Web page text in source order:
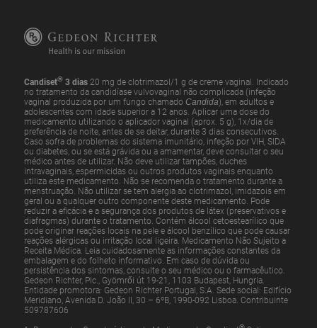
Candiset®3 dias20 mg de clotrimazol/1 g de creme vaginal. Indicado
no tratamento da candidíase vulvovaginal não complicada (infeção
vaginal produzida por um fungo chamado Candida), em adultos e
adolescentes com idade superior a 12 anos. Aplicar uma dose do
medicamento utilizando o aplicador vaginal (aprox. 5 g), 1x/dia de
preferência de noite, antes de se deitar, durante 3 dias consecutivos.
Caso sofra de problemas do sistema imunitário, infeção por VIH, SIDA
ou diabetes, ou se está grávida ou a amamentar, deve consultar o seu
médico antes de utilizar. Não deve utilizar tampões, duches
intravaginais, espermicidas ou outros produtos vaginais enquanto
utiliza este medicamento. Não se recomenda o tratamento durante a
menstruação. Não utilizar se tem alergia ao clotrimazol, imidazois em
geral ou a qualquer outro componente deste medicamento. Pode
reduzir a eficácia e a segurança dos produtos de látex (preservativos e
diafragmas) durante o tratamento. Contém álcool cetoestearílico que
pode originar reações locais na pele e álcool benzílico que pode causar
reações alérgicas ou irritação local ligeira. Medicamento Não Sujeito a
Receita Médica. Leia cuidadosamente as informações constantes da
embalagem e do folheto informativo. Em caso de dúvida ou
persistência dos sintomas, consulte o seu médico ou o farmacêutico.
Gedeon Richter, Plc., Gyömrői út 19-21, 1103 Budapest, Hungria.
Entidade promotora: Gedeon Richter Portugal, S.A. Sede social: Edifício
Meridiano, Avenida D. João II, 30 – 6ºB, 1990-092 Lisboa. Contribuinte
509787606